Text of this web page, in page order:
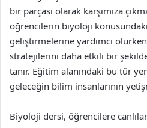
bir parçası olarak karşımıza
öğrencilerin biyoloji
geliştirmelerine yardımcı
stratejilerini daha etkili bir
tanır. Eğitim alanındaki bu tür
geleceğin bilim insanlarının
Biyoloji dersi, öğrencilere